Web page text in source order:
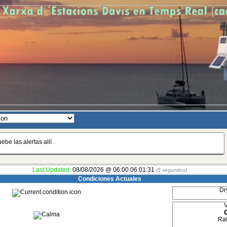
las alertas allí .
Last Updated: 08/08/2026 @ 06:00 06:01:31 (6segundos)
Condiciones Actuales